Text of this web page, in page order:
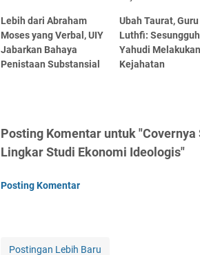
Lebih dari Abraham
Moses yang Verbal, UIY
Jabarkan Bahaya
Penistaan Substansial
Ubah Taurat, Guru
Luthfi:
Yahudi Melakukan
Kejahatan
Posting Komentar untuk
Lingkar Studi Ekonomi Ideologis"
Posting Komentar
Postingan Lebih Baru